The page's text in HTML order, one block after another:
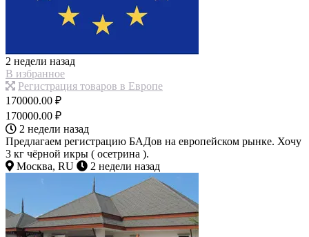
2 недели назад
В избранное
Регистрация товаров в Европе
170000.00 ₽
170000.00 ₽
2 недели назад
Предлагаем регистрацию БАДов на европейском рынке. Хочу
3 кг чёрной икры ( осетрина ).
Москва, RU
2 недели назад